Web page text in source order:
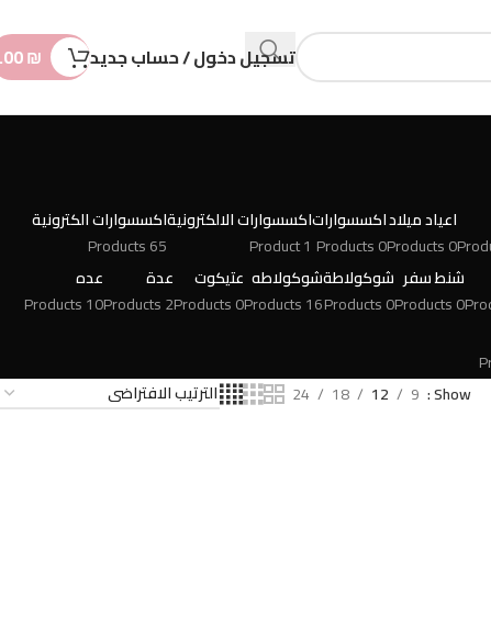
تسجيل دخول / حساب جديد ₪
اعياد ميلاد
0 Products
اكسسوارات
0 Products
اكسسوارات الالكترونية
1 Product
اكسسوارات الكترونية
65 Products
شنط سفر
0 Products
شوكولاطة
0 Products
شوكولاطه
16 Products
عتيكوت
0 Products
عدة
2 Products
عده
10 Products
Show
9
12
18
24